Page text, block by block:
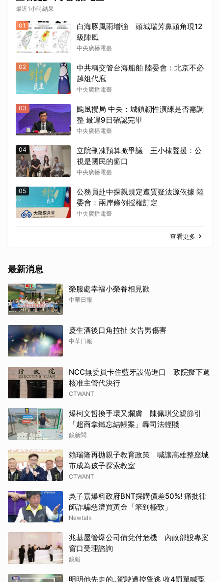
最近1小時結果
01
白海豚風雨增強 頭城瑞芳鼻頭角現12
級陣風
中央廣播電臺
02
中共稱交管台海船舶 陸委會：北京不必
越俎代庖
中央廣播電臺
03
颱風攪局 中央：城鎮韌性演練是否需調
整 最遲9日確認完畢
中央廣播電臺
04
立院刪凍預算掀爭議 王小棣聲援：公
視是國民的窗口
中央廣播電臺
05
公務員赴中探親規定遭質疑法源依據 陸
委會：兩岸條例授權訂定
中央廣播電臺
查看更多
最新消息
榮服處幸福小榮眷相見歡
中華日報
慶生酒後口角拉扯 女告男傷害
中華日報
NCC無委員卡住藍牙設備進口 政院擬下週
核准主管代決行
CTWANT
爆柯文哲換手環又爛膚 陳佩琪父親節引
「超商拿鐵忘結帳案」轟司法輕賤
鏡新聞
賴瑞隆再拋親子教育政策 喊讓高雄整座城
市成為孩子探索教室
CTWANT
吳子嘉爆料政府BNT採購價差50%! 痛批律
師詐騙慈濟買黃金「笨到極致」
Newtalk
兆基屋管爆公司債兌付危機 內政部設專案
窗口受理諮詢
鏡報
明明他先走的..駕駛遭控肇逃 收4罰單喊冤